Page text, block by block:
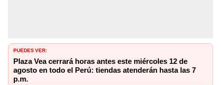
PUEDES VER:
Plaza Vea cerrará horas antes este miércoles 12 de
agosto en todo el Perú: tiendas atenderán hasta las 7
p.m.